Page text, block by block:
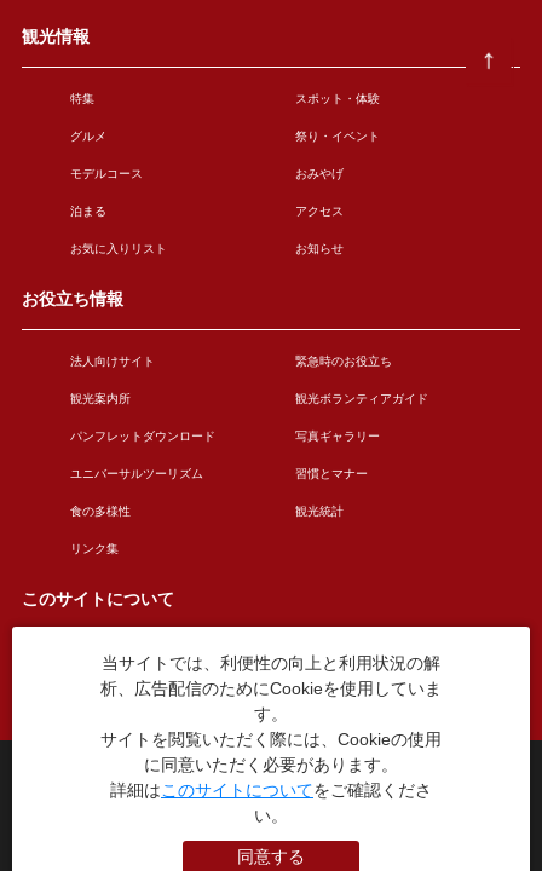
観光情報
特集 スポット・体験
グルメ 祭り・イベント
モデルコース おみやげ
泊まる アクセス
お気に入りリスト お知らせ
お役立ち情報
法人向けサイト 緊急時のお役立ち
観光案内所 観光ボランティアガイド
パンフレットダウンロード 写真ギャラリー
ユニバーサルツーリズム 習慣とマナー
食の多様性 観光統計
リンク集
このサイトについて
このサイトについて 広告掲載について
お問い合わせ
台東区役所観光課
〒110-8615 東京都台東区東上野4丁目5番6号
TEL：03-5246-1151
当サイトでは、利便性の向上と利用状況の解
析、広告配信のためにCookieを使用していま
す。
サイトを閲覧いただく際には、Cookieの使用
に同意いただく必要があります。
詳細はこのサイトについてをご確認くださ
い。
同意する